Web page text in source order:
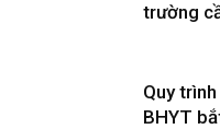
trường
Quy
BHYT